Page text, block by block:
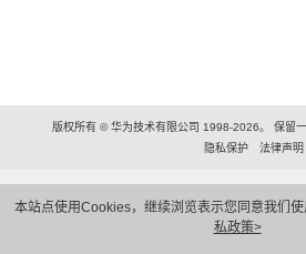
本站点使用Cookies，继续浏览表示您同意我们使
私政策>
版权所有 © 华为技术有限公司 1998-2026。 保留
隐私保护
法律声明